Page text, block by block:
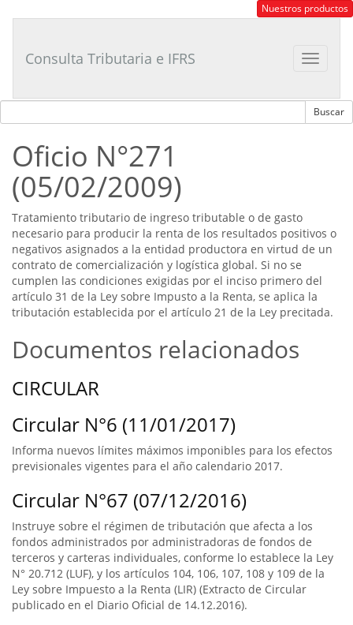
Tributario
Nuestros productos
Toggle
Consulta Tributaria e IFRS
Oficio N°271
(05/02/2009)
Tratamiento tributario de ingreso tributable o de gasto
necesario para producir la renta de los resultados positivos o
negativos asignados a la entidad productora en virtud de un
contrato de comercialización y logística global. Si no se
cumplen las condiciones exigidas por el inciso primero del
artículo 31 de la Ley sobre Impusto a la Renta, se aplica la
tributación establecida por el artículo 21 de la Ley precitada.
Documentos relacionados
CIRCULAR
Circular N°6 (11/01/2017)
Informa nuevos límites máximos imponibles para los efectos
previsionales vigentes para el año calendario 2017.
Circular N°67 (07/12/2016)
Instruye sobre el régimen de tributación que afecta a los
fondos administrados por administradoras de fondos de
terceros y carteras individuales, conforme lo establece la Ley
N° 20.712 (LUF), y los artículos 104, 106, 107, 108 y 109 de la
Ley sobre Impuesto a la Renta (LIR) (Extracto de Circular
publicado en el Diario Oficial de 14.12.2016).